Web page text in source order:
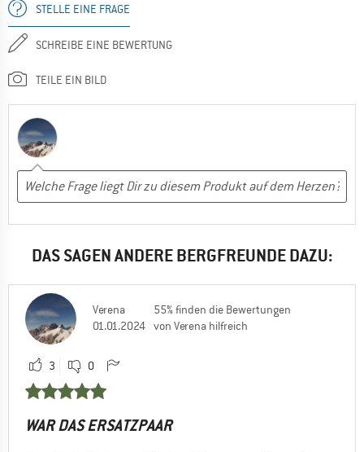
Ja, ich würde das Produkt einem Freund empfehlen
STELLE EINE FRAGE
SCHREIBE EINE BEWERTUNG
TEILE EIN BILD
DAS SAGEN ANDERE BERGFREUNDE DAZU:
Verena
01.01.2024
55% finden die Bewertungen
von Verena hilfreich
3 0
WAR DAS ERSATZPAAR